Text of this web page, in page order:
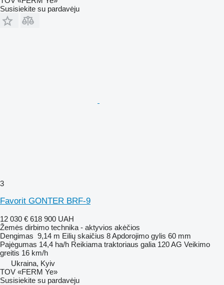
Susisiekite su pardavėju
3
Favorit GONTER BRF-9
12 030 € 618 900 UAH
Žemės dirbimo technika - aktyvios akėčios
Dengimas 9,14 m Eilių skaičius 8Apdorojimo gylis 60 mm
Pajėgumas 14,4 ha/h Reikiama traktoriaus galia 120 AG Veikimo
greitis 16 km/h
Ukraina, Kyiv
TOV «FERM Ye»
Susisiekite su pardavėju